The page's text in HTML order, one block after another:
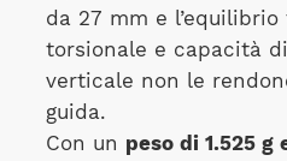
da 27 mm e
torsionale e capacità
verticale non le
guida.
Con un peso di 1.525 g